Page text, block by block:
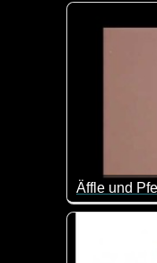
Fußball
Für alle